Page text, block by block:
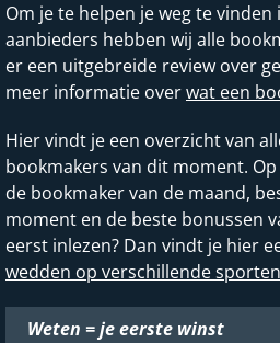
Om je te helpen je weg te vinden
aanbieders hebben wij alle
er een uitgebreide review over
meer informatie overwat een
Hier vindt je een overzicht van
bookmakers van dit moment.
de bookmaker van de maand,
moment en de beste bonussen
eerst inlezen? Dan vindt je hier
wedden op verschillende sporten
Weten = je eerste winst